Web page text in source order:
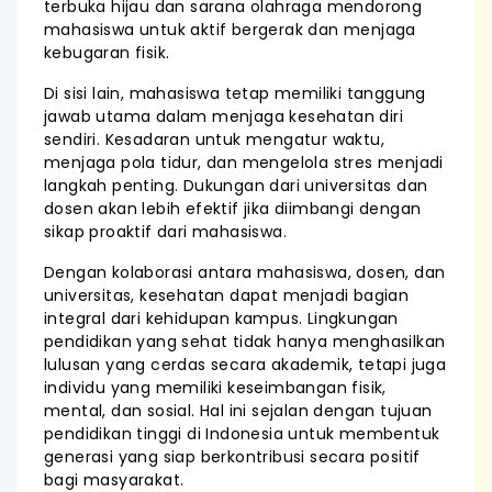
terbuka hijau dan sarana olahraga mendorong
mahasiswa untuk aktif bergerak dan menjaga
kebugaran fisik.
Di sisi lain, mahasiswa tetap memiliki tanggung
jawab utama dalam menjaga kesehatan diri
sendiri. Kesadaran untuk mengatur waktu,
menjaga pola tidur, dan mengelola stres menjadi
langkah penting. Dukungan dari universitas dan
dosen akan lebih efektif jika diimbangi dengan
sikap proaktif dari mahasiswa.
Dengan kolaborasi antara mahasiswa, dosen, dan
universitas, kesehatan dapat menjadi bagian
integral dari kehidupan kampus. Lingkungan
pendidikan yang sehat tidak hanya menghasilkan
lulusan yang cerdas secara akademik, tetapi juga
individu yang memiliki keseimbangan fisik,
mental, dan sosial. Hal ini sejalan dengan tujuan
pendidikan tinggi di Indonesia untuk membentuk
generasi yang siap berkontribusi secara positif
bagi masyarakat.